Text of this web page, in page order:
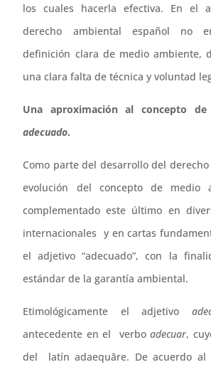
los cuales hacerla efectiva. En el
derecho ambiental español no
definición clara de medio ambiente,
una clara falta de técnica y voluntad
Una aproximación al concepto
adecuado.
Como parte del desarrollo del
evolución del concepto de medio
complementado este último en
internacionales y en cartas
el adjetivo “adecuado”, con la
estándar de la garantía ambiental.
Etimológicamente el adjetivo
antecedente en el verboadecuar,
del latín adaequāre. De acuerdo al